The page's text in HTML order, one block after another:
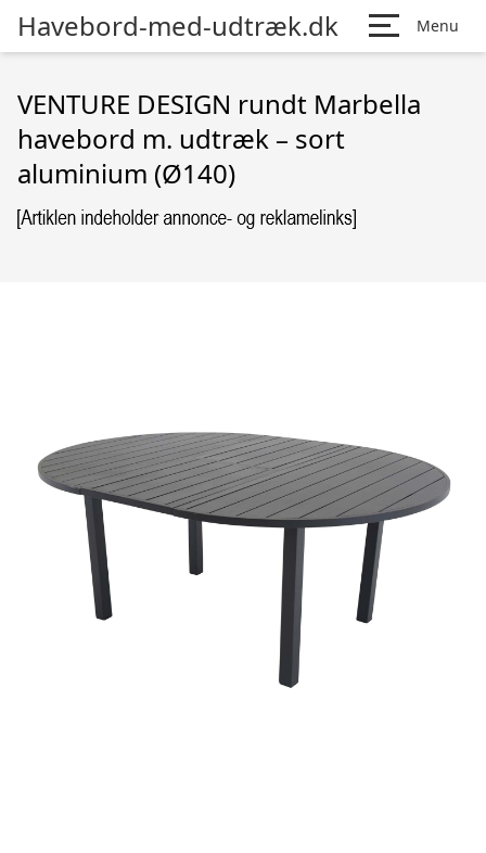
Havebord-med-udtræk.dk Menu
VENTURE DESIGN rundt Marbella
havebord m. udtræk – sort
aluminium (Ø140)